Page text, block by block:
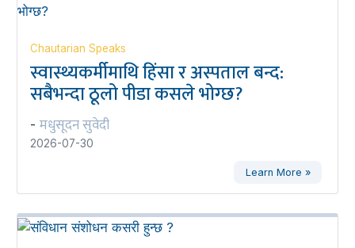
Chautarian Speaks
स्वास्थ्यकर्मीमाथि हिंसा र अस्पताल बन्द:
सबैभन्दा ठूलो पीडा कसले भोग्छ?
- मधुसूदन सुवेदी
2026-07-30
Learn More »